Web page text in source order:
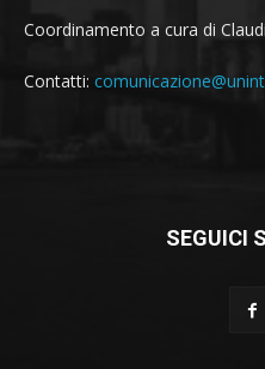
Coordinamento a cura di
Contatti:
SEGUICI